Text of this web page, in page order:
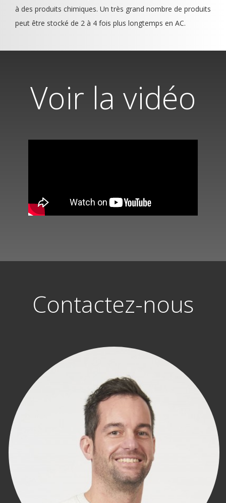
à des produits chimiques. Un très grand nombre de produits
peut être stocké de 2 à 4 fois plus longtemps en AC.
Voir la vidéo
Contactez-nous